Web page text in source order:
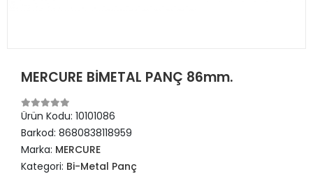
MERCURE BİMETAL PANÇ 86mm.
Ürün Kodu: 10101086
Barkod: 8680838118959
Marka: MERCURE
Kategori: Bi-Metal Panç